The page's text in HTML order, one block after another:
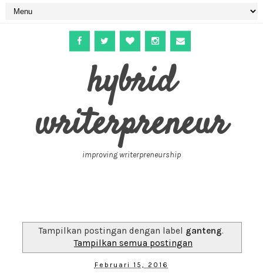
hybrid
writerpreneur
improving writerpreneurship
Tampilkan postingan dengan label ganteng.
Tampilkan semua postingan
Februari 15, 2016